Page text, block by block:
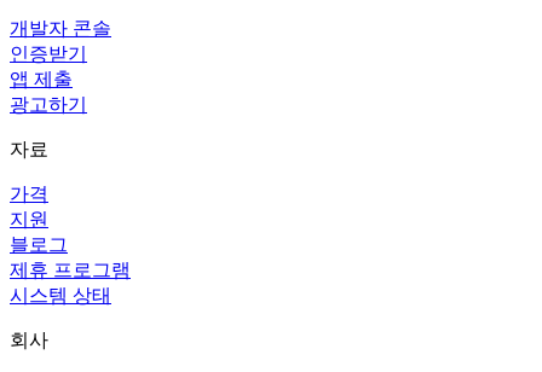
개발자 콘솔
인증받기
앱 제출
광고하기
자료
가격
지원
블로그
제휴 프로그램
시스템 상태
회사